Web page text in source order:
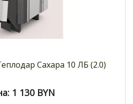
Сахара 10 ЛБ (2.0)
1 130 BYN